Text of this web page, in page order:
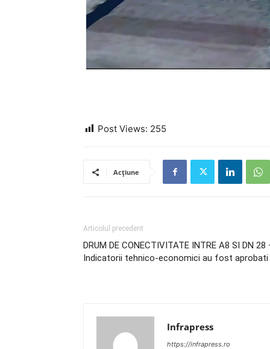
Post Views: 255
Acțiune
Articolul precedent
DRUM DE CONECTIVITATE INTRE A8 SI DN 28
Indicatorii tehnico-economici au fost aprobati
Infrapress
https://infrapress.ro